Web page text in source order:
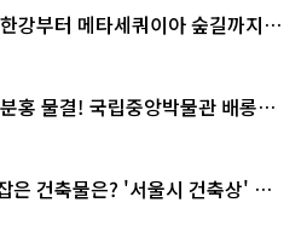
강부터 메타세쿼이아 숲길까지…
홍 물결! 국립중앙박물관 배롱나
은 건축물은? '서울시 건축상' 수